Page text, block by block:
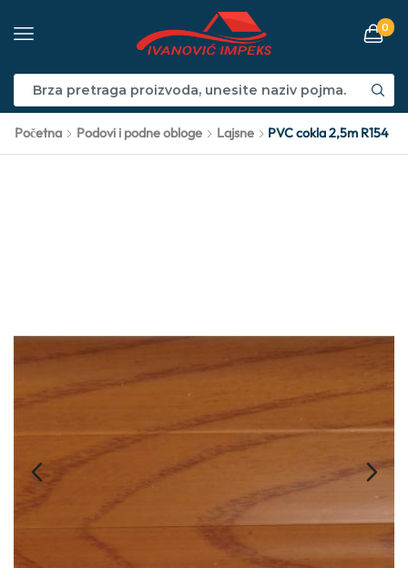
0
Početna Podovi i podne obloge Lajsne PVC cokla 2,5m R154